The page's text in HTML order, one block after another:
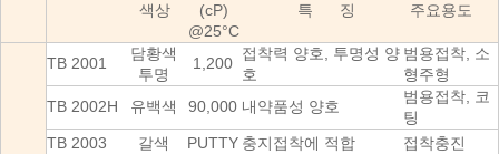
색상
(cP)
@25°C
특 징 주요용도
TB 2001
담황색
투명
1,200
접착력 양호, 투명성 양
호
범용접착, 소
형주형
TB 2002H
유백색 90,000 내약품성 양호
범용접착, 코
팅
TB 2003
갈색 PUTTY 충지접착에 적합
접착충진